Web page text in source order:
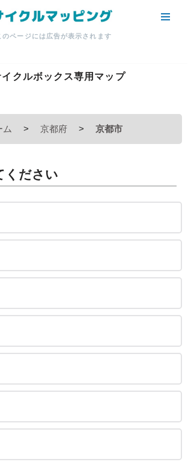
のページには広告が表示されます
イクルボックス専用マップ
ム > 京都府> 京都市
ください